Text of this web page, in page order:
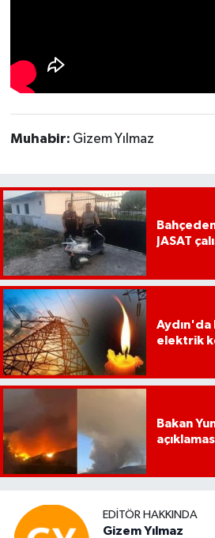
Muhabir: Gizem Yılmaz
JASAT
Aydın'da
elektrik
Bakan
EDITÖR HAKKINDA
Gizem Yılmaz
İZMİR
KÜTAHYA
MANİSA
MUĞLA
UŞAK